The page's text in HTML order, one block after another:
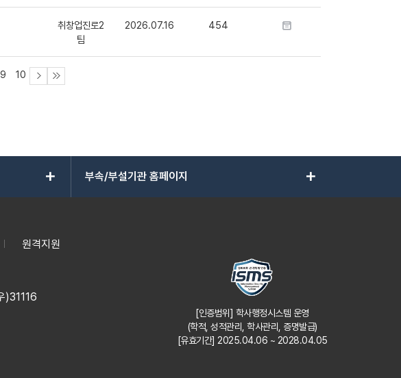
취창업진로2
팀
2026.07.16 454
9 10
add 부속/부설기관 홈페이지 add
원격지원
)31116
[인증범위] 학사행정시스템 운영
(학적, 성적관리, 학사관리, 증명발급)
[유효기간] 2025.04.06 ~ 2028.04.05